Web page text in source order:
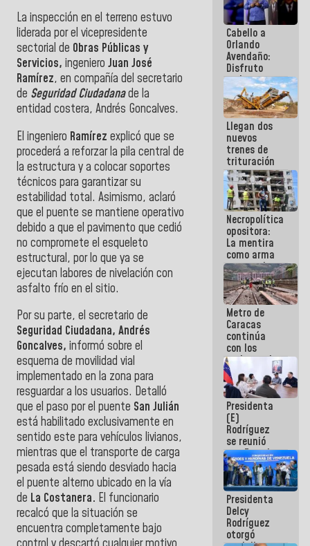
La inspección en el terreno estuvo
liderada por el vicepresidente
sectorial de Obras Públicas y
Servicios, ingeniero Juan José
Ramírez, en compañía del secretario
de Seguridad Ciudadanade la
entidad costera, Andrés Goncalves.
El ingeniero Ramírez explicó que se
procederá a reforzar la pila central de
la estructura y a colocar soportes
técnicos para garantizar su
estabilidad total. Asimismo, aclaró
que el puente se mantiene operativo
debido a que el pavimento que cedió
no compromete el esqueleto
estructural, por lo que ya se
ejecutan labores de nivelación con
asfalto frío en el sitio.
Por su parte, el secretario de
Seguridad Ciudadana, Andrés
Goncalves, informó sobre el
esquema de movilidad vial
implementado en la zona para
resguardar a los usuarios. Detalló
que el paso por el puente San Julián
está habilitado exclusivamente en
sentido este para vehículos livianos,
mientras que el transporte de carga
pesada está siendo desviado hacia
el puente alterno ubicado en la vía
de La Costanera. El funcionario
recalcó que la situación se
encuentra completamente bajo
Cabello a
Orlando
Avendaño:
Disfruto
cada vez
que escribes
porque lo
que haces
es
embarrarla
Llegan dos
nuevos
trenes de
trituración
para
optimizar
manejo de
escombros
en La Guaira
Necropolítica
opositora:
La mentira
como arma
contra el
Pueblo
Metro de
Caracas
continúa
con los
trabajos de
mantenimiento
e inspección
en la Línea 2
Presidenta
(E)
Rodríguez
se reunió
con Estado
Mayor
Eléctrico
para
abordar
planes de
acción
Presidenta
Delcy
Rodríguez
otorgó